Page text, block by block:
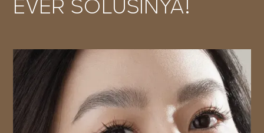
EVER SOLUSINYA!